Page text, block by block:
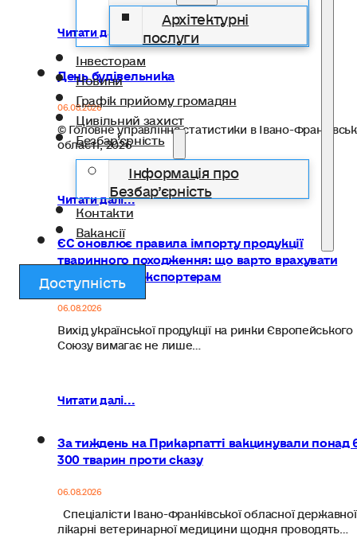
Архітектурні
послуги
Інвесторам
Новини
Графік прийому громадян
Цивільний захист
Безбар’єрність
Інформація про
Безбар’єрність
Контакти
Вакансії
Доступність
Читати далі...
День будівельника
06.08.2026
© Головне управління статистики в Івано-
області, 2026
Читати далі...
ЄС оновлює правила імпорту продукції
тваринного походження: що варто врахувати
українським експортерам
06.08.2026
Вихід української продукції на ринки Європейського
Союзу вимагає не лише…
Читати далі...
За тиждень на Прикарпатті вакцинували понад
300 тварин проти сказу
06.08.2026
Спеціалісти Івано-Франківської обласної державної
лікарні ветеринарної медицини щодня проводять…